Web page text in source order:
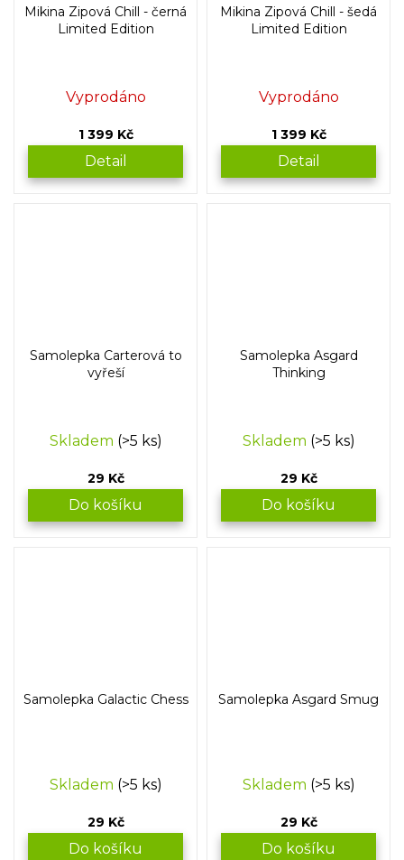
Mikina Zipová Chill - černá
Limited Edition
Vyprodáno
1 399 Kč
Detail
Mikina Zipová Chill - šedá
Limited Edition
Vyprodáno
1 399 Kč
Detail
Samolepka Carterová to
vyřeší
Skladem (>5 ks)
29 Kč
Do košíku
Samolepka Asgard
Thinking
Skladem (>5 ks)
29 Kč
Do košíku
Samolepka Galactic Chess
Skladem (>5 ks)
29 Kč
Do košíku
Samolepka Asgard Smug
Skladem (>5 ks)
29 Kč
Do košíku